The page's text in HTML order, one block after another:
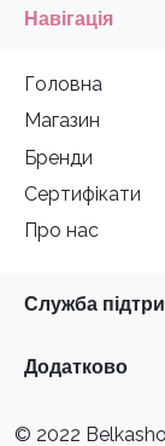
Навігація
Головна
Магазин
Бренди
Сертифікати
Про нас
Служба
Додатково
© 2022